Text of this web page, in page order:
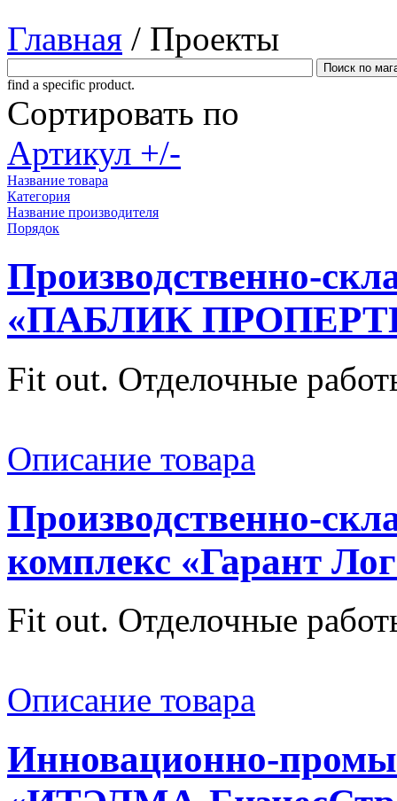
Главная / Проекты
find a specific product.
Сортировать по
Артикул +/-
Название товара
Категория
Название производителя
Порядок
Производственно-
«ПАБЛИК
Fit out. Отделочные
Описание товара
Производственно-
комплекс «Гарант
Fit out. Отделочные
Описание товара
Инновационно-